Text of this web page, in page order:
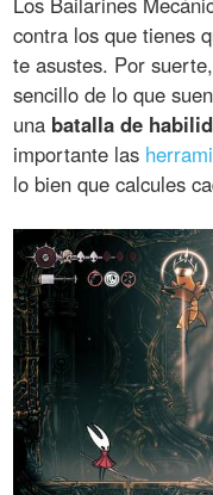
contra los que tienes
te asustes. Por
sencillo de lo que
una batalla de
importante las
lo bien que calcules